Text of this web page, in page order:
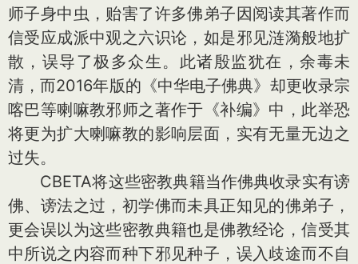
师子身中虫，贻害了许多佛弟子因阅读其著作而
信受应成派中观之六识论，如是邪见涟漪般地扩
散，误导了极多众生。此诸殷监犹在，余毒未
清，而2016年版的《中华电子佛典》却更收录宗
喀巴等喇嘛教邪师之著作于《补编》中，此举恐
将更为扩大喇嘛教的影响层面，实有无量无边之
过失。
CBETA将这些密教典籍当作佛典收录实有谤
佛、谤法之过，初学佛而未具正知见的佛弟子，
更会误以为这些密教典籍也是佛教经论，信受其
中所说之内容而种下邪见种子，误入歧途而不自